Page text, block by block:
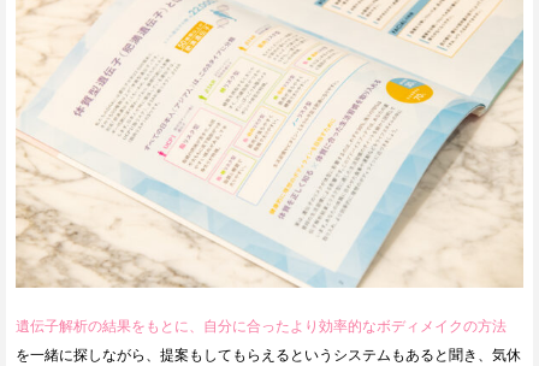
遺伝子解析の結果をもとに、自分に合ったより効率的なボディメイクの方法
を一緒に探しながら、提案もしてもらえるというシステムもあると聞き、気休